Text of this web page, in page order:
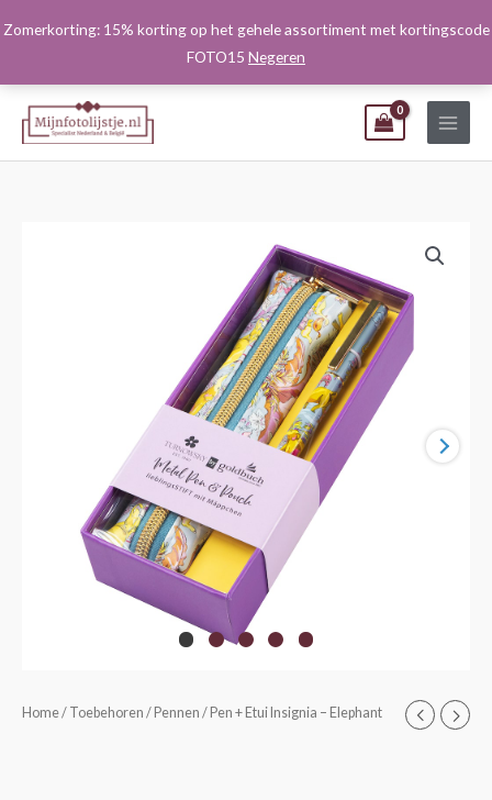
Zomerkorting: 15% korting op het gehele assortiment met kortingscode
FOTO15 Negeren
naar
Home/ Toebehoren / Pennen / Pen + Etui Insignia – Elephant
Pen